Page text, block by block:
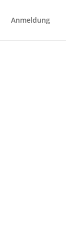
Anmeldung